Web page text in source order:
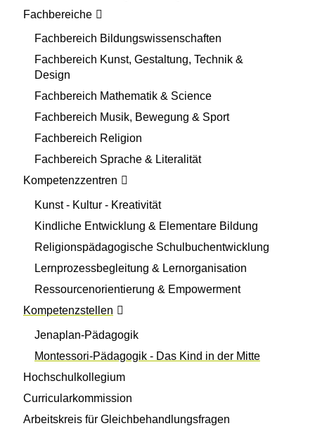
Fachbereiche
Fachbereich Bildungswissenschaften
Fachbereich Kunst, Gestaltung, Technik &
Design
Fachbereich Mathematik & Science
Fachbereich Musik, Bewegung & Sport
Fachbereich Religion
Fachbereich Sprache & Literalität
Kompetenzzentren
Kunst - Kultur - Kreativität
Kindliche Entwicklung & Elementare Bildung
Religionspädagogische Schulbuchentwicklung
Lernprozessbegleitung & Lernorganisation
Ressourcenorientierung & Empowerment
Kompetenzstellen
Jenaplan-Pädagogik
Montessori-Pädagogik - Das Kind in der Mitte
Hochschulkollegium
Curricularkommission
Arbeitskreis für Gleichbehandlungsfragen